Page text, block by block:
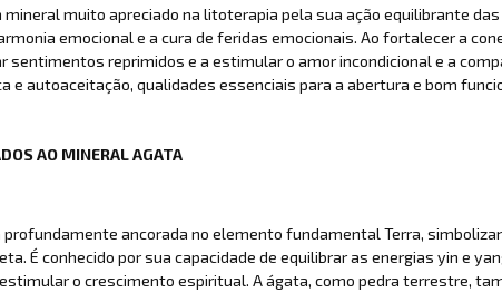
mineral muito apreciado na litoterapia pela sua ação equilibrante
emocional e a cura de feridas emocionais. Ao fortalecer a
sentimentos reprimidos e a estimular o amor incondicional e a
e autoaceitação, qualidades essenciais para a abertura e bom
AO MINERAL AGATA
ancorada no elemento fundamental Terra,
É conhecido por sua capacidade de equilibrar as energias yin e
o crescimento espiritual. A ágata, como pedra terrestre,